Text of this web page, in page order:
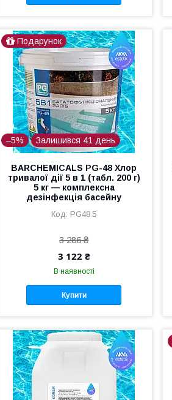
Подарунок
–5% Залишився 41 день
BARCHEMICALS PG-48 Хлор
тривалої дії 5 в 1 (табл. 200 г)
5 кг — комплексна
дезінфекція басейну
PG48.5
3 286 ₴
3 122 ₴
В наявності
Купити